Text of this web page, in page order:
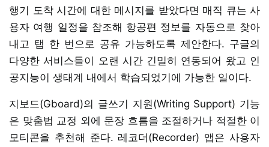
행기 도착 시간에 대한 메시지를 받았다면 매직 큐는 사
용자 여행 일정을 참조해 항공편 정보를 자동으로 찾아
내고 탭 한 번으로 공유 가능하도록 제안한다. 구글의
다양한 서비스들이 오랜 시간 긴밀히 연동되어 왔고 인
공지능이 생태계 내에서 학습되었기에 가능한 일이다.
지보드(Gboard)의 글쓰기 지원(Writing Support) 기능
은 맞춤법 교정 외에 문장 흐름을 조절하거나 적절한 이
모티콘을 추천해 준다. 레코더(Recorder) 앱은 사용자